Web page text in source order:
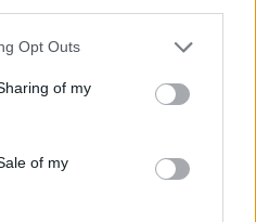
Opt Outs
of my
of my
που δημοσιεύει το Mykonos
με ιδιαίτερα έντονο
χοροπηδώντας, τραγουδώντας
Μενούνος φόρεσε
με τα χρώματα της